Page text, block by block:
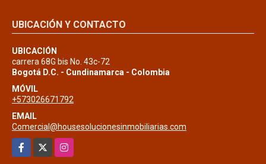
UBICACIÓN Y CONTACTO
UBICACIÓN
carrera 68G bis No. 43c-72
Bogotá D.C. - Cundinamarca - Colombia
MÓVIL
+573026671792
EMAIL
Comercial@housesolucionesinmobiliarias.com
Facebook
Instagram